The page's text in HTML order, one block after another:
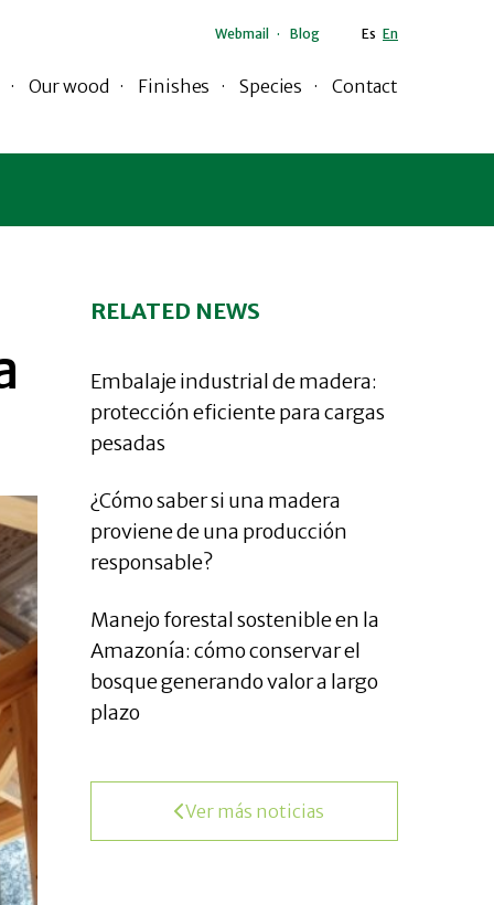
Webmail Blog Es En
Our wood Finishes Species Contact
RELATED NEWS
Embalaje industrial de madera:
protección eficiente para cargas
pesadas
¿Cómo saber si una madera
proviene de una producción
responsable?
Manejo forestal sostenible en la
Amazonía: cómo conservar el
bosque generando valor a largo
plazo
Ver más noticias